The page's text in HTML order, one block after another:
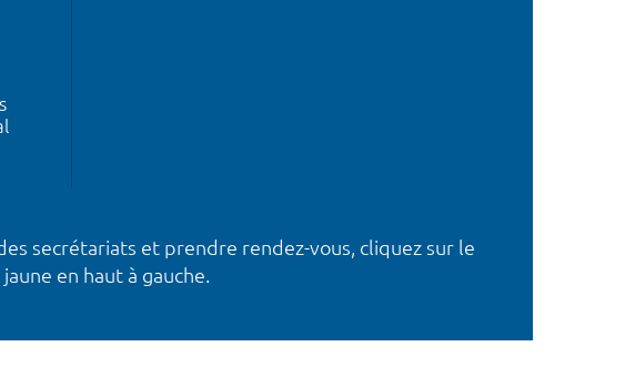
secrétariats et prendre rendez-vous, cliquez sur le
en haut à gauche.